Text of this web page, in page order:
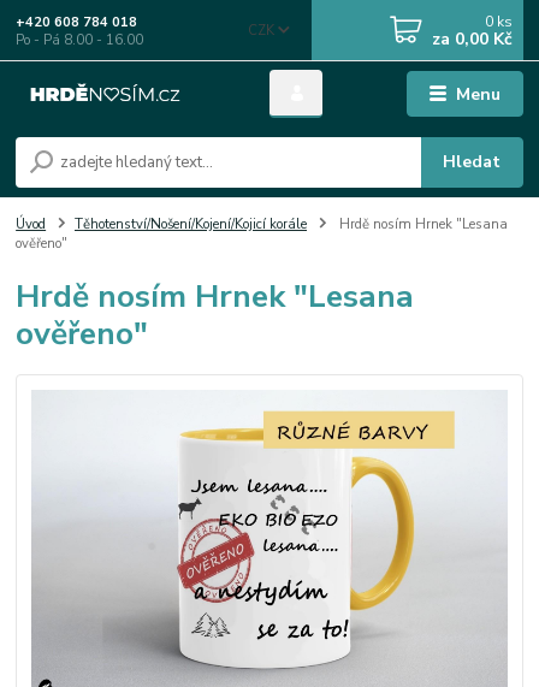
Menu
CZK
Hledat
+420 608 784 018
Po - Pá 8.00 - 16.00
0 ks
za 0,00 Kč
Úvod Těhotenství/Nošení/Kojení/Kojicí korále
Hrdě nosím Hrnek "Lesana
ověřeno"
Hrdě nosím Hrnek "Lesana
ověřeno"